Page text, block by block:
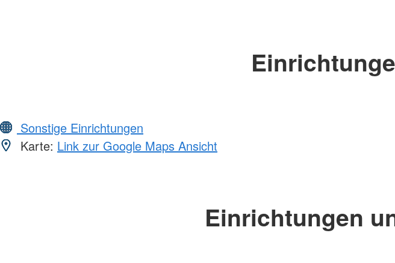
Sonstige Einrichtungen
Karte: Link zur Google Maps Ansicht
Einrichtungen